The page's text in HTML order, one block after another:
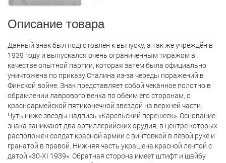
Описание товара
Данный знак был подготовлен к выпуску, а так же учреждён в
1939 году и выпускался очень ограниченным тиражом в
качестве опытной партии, которая затем была официально
уничтожена по приказу Сталина из-за череды поражений в
Финской войне. Знак представляет собой чеканное полотно в
обрамлении лаврового венка по обеим его сторонам, с
красноармейской пятиконечной звездой на верхней части.
Чуть ниже звезды надпись «Карельский перешеек». Основание
знака занимают два артиллерийских орудия, в центре которых
расположен солдат красной армии с винтовкой в левой руке и
гранатой в правой. Нижняя часть украшена красной лентой с
датой «30-XI 1939». Обратная сторона имеет штифт и шайбу